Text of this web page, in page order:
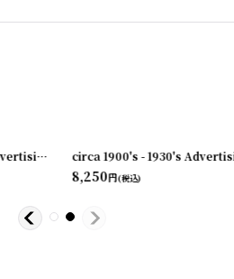
[231003-09
circa 1900's - 1930's Advertising Clip THE F. BISSELL COMPANY
8,250円(税込)